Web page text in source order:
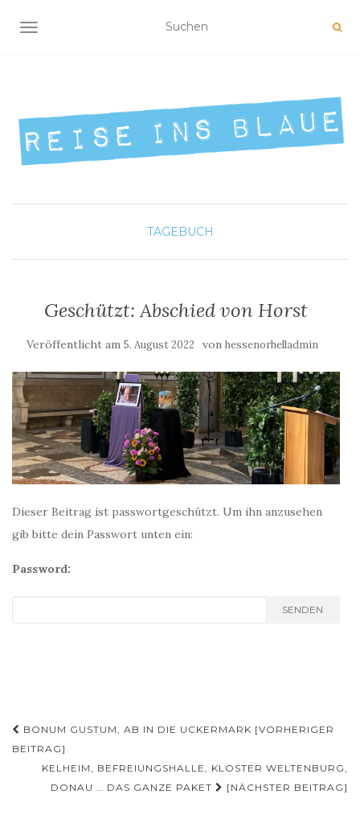
NAVIGATION UMSCHALTEN
TAGEBUCH
Geschützt: Abschied von Horst
Veröffentlicht am 5. August 2022 von hessenorhelladmin
Dieser Beitrag ist passwortgeschützt. Um ihn anzusehen
gib bitte dein Passwort unten ein:
Password:
SENDEN
Beitragsnavigation
BONUM GUSTUM, AB IN DIE UCKERMARK [VORHERIGER
BEITRAG]
KELHEIM, BEFREIUNGSHALLE, KLOSTER WELTENBURG,
DONAU … DAS GANZE PAKET
[NÄCHSTER BEITRAG]